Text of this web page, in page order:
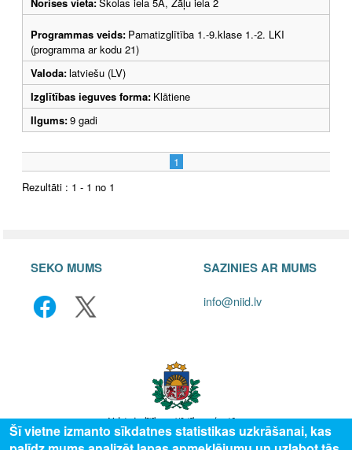
Programmas veids: Pamatizglītība 1.-9.klase 1.-2. LKI
(programma ar kodu 21)
Valoda:latviešu (LV)
Izglītības ieguves forma: Klātiene
Ilgums:9 gadi
1
Rezultāti : 1 - 1 no 1
SEKO MUMS SAZINIES AR MUMS
info@niid.lv
Šī vietne izmanto sīkdatnes statistikas uzkrāšanai, kas